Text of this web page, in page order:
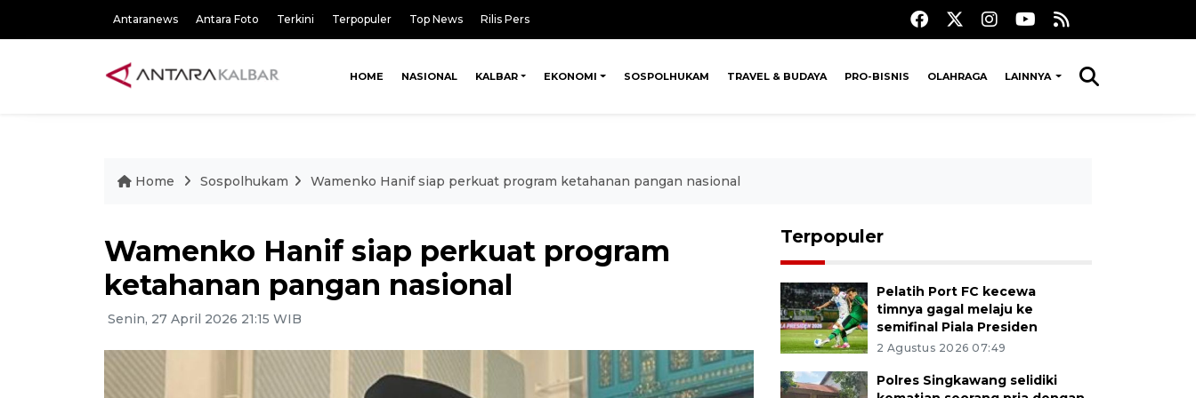
Antaranews Antara Foto Terkini Terpopuler Top News Rilis Pers
HOME NASIONAL KALBAR EKONOMI SOSPOLHUKAM TRAVEL & BUDAYA PRO-BISNIS OLAHRAGA LAINNYA
Home Sospolhukam Wamenko Hanif siap perkuat program ketahanan pangan nasional
Wamenko Hanif siap perkuat program
ketahanan pangan nasional
Senin, 27 April 2026 21:15 WIB
Terpopuler
Pelatih Port FC kecewa
timnya gagal melaju ke
semifinal Piala Presiden
2 Agustus 2026 07:49
Polres Singkawang selidiki